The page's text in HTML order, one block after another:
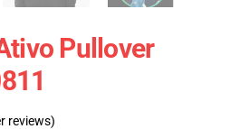
Pullover
reviews)